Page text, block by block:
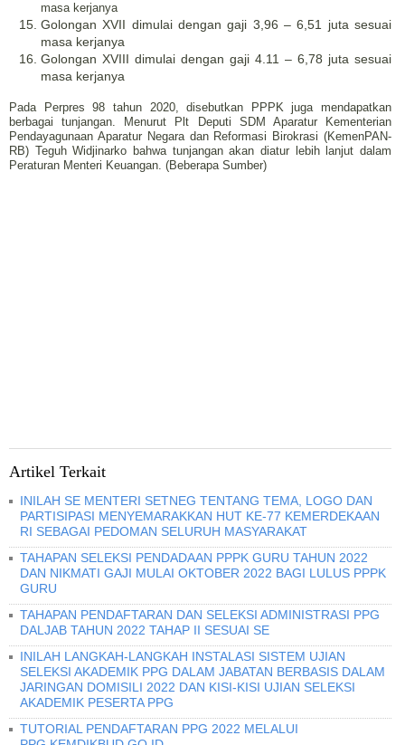
masa kerjanya
Golongan XVII dimulai dengan gaji 3,96 – 6,51 juta sesuai
masa kerjanya
Golongan XVIII dimulai dengan gaji 4.11 – 6,78 juta sesuai
masa kerjanya
Pada Perpres 98 tahun 2020, disebutkan PPPK juga mendapatkan
berbagai tunjangan. Menurut Plt Deputi SDM Aparatur Kementerian
Pendayagunaan Aparatur Negara dan Reformasi Birokrasi (KemenPAN-
RB) Teguh Widjinarko bahwa tunjangan akan diatur lebih lanjut dalam
Peraturan Menteri Keuangan. (Beberapa Sumber)
Artikel Terkait
INILAH SE MENTERI SETNEG TENTANG TEMA, LOGO DAN
PARTISIPASI MENYEMARAKKAN HUT KE-77 KEMERDEKAAN
RI SEBAGAI PEDOMAN SELURUH MASYARAKAT
TAHAPAN SELEKSI PENDADAAN PPPK GURU TAHUN 2022
DAN NIKMATI GAJI MULAI OKTOBER 2022 BAGI LULUS PPPK
GURU
TAHAPAN PENDAFTARAN DAN SELEKSI ADMINISTRASI PPG
DALJAB TAHUN 2022 TAHAP II SESUAI SE
INILAH LANGKAH-LANGKAH INSTALASI SISTEM UJIAN
SELEKSI AKADEMIK PPG DALAM JABATAN BERBASIS DALAM
JARINGAN DOMISILI 2022 DAN KISI-KISI UJIAN SELEKSI
AKADEMIK PESERTA PPG
TUTORIAL PENDAFTARAN PPG 2022 MELALUI